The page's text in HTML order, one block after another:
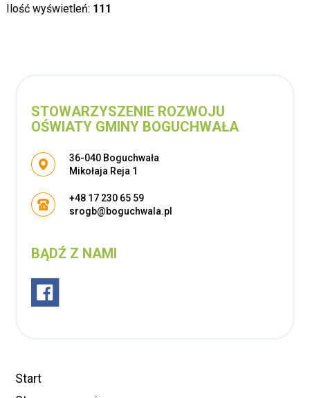
Ilość wyświetleń: 111
STOWARZYSZENIE ROZWOJU
OŚWIATY GMINY BOGUCHWAŁA
Adres pocztowy:
36-040 Boguchwała
Mikołaja Reja 1
+48 17 230 65 59
srogb@boguchwala.pl
BĄDŹ Z NAMI
Start